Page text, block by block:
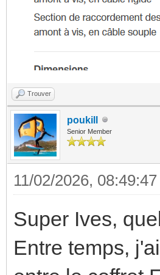
Trouver
poukill
Senior Member
11/02/2026, 08:49:47
Super Ives,
Entre temps,